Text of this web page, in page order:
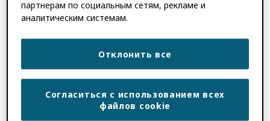
Приветствую всех
исследователей!
ORCID Приём
заявок на участие в
партнерам по социальным сетям, рекламе и
аналитическим системам.
Отклонить все
Согласиться с использованием всех
файлов cookie